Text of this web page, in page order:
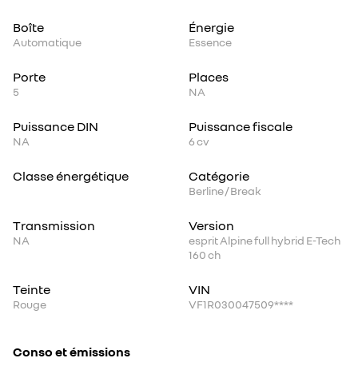
Boîte
Automatique
Énergie
Essence
Porte
5
Places
NA
Puissance DIN
NA
Puissance fiscale
6cv
Classe énergétique Catégorie
Berline / Break
Transmission
NA
Version
esprit Alpine full hybrid E-Tech
160 ch
Teinte
Rouge
VIN
VF1R030047509****
Conso et émissions